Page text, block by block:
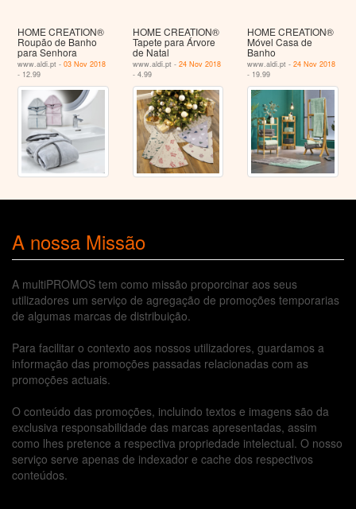
HOME CREATION®
Roupão de Banho
para Senhora
www.aldi.pt -03 Nov 2018
- 12.99
HOME CREATION®
Tapete para Árvore
de Natal
www.aldi.pt - 24 Nov 2018
- 4.99
HOME CREATION®
Móvel Casa de
Banho
www.aldi.pt -24 Nov 2018
- 19.99
A nossa Missão
A multiPROMOS tem como missão proporcinar aos seus
utilizadores um serviço de agregação de promoções temporarias
de algumas marcas de distribuição.
Para facilitar o contexto aos nossos utilizadores, guardamos a
informação das promoções passadas relacionadas com as
promoções actuais.
O conteúdo das promoções, incluindo textos e imagens são da
exclusiva responsabilidade das marcas apresentadas, assim
como lhes pretence a respectiva propriedade intelectual. O nosso
serviço serve apenas de indexador e cache dos respectivos
conteúdos.